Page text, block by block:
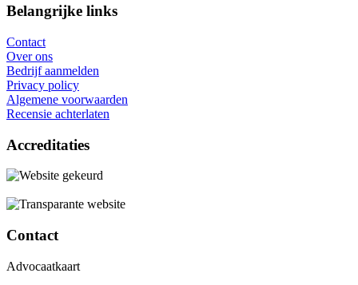
Belangrijke links
Contact
Over ons
Bedrijf aanmelden
Privacy policy
Algemene voorwaarden
Recensie achterlaten
Accreditaties
Contact
Advocaatkaart